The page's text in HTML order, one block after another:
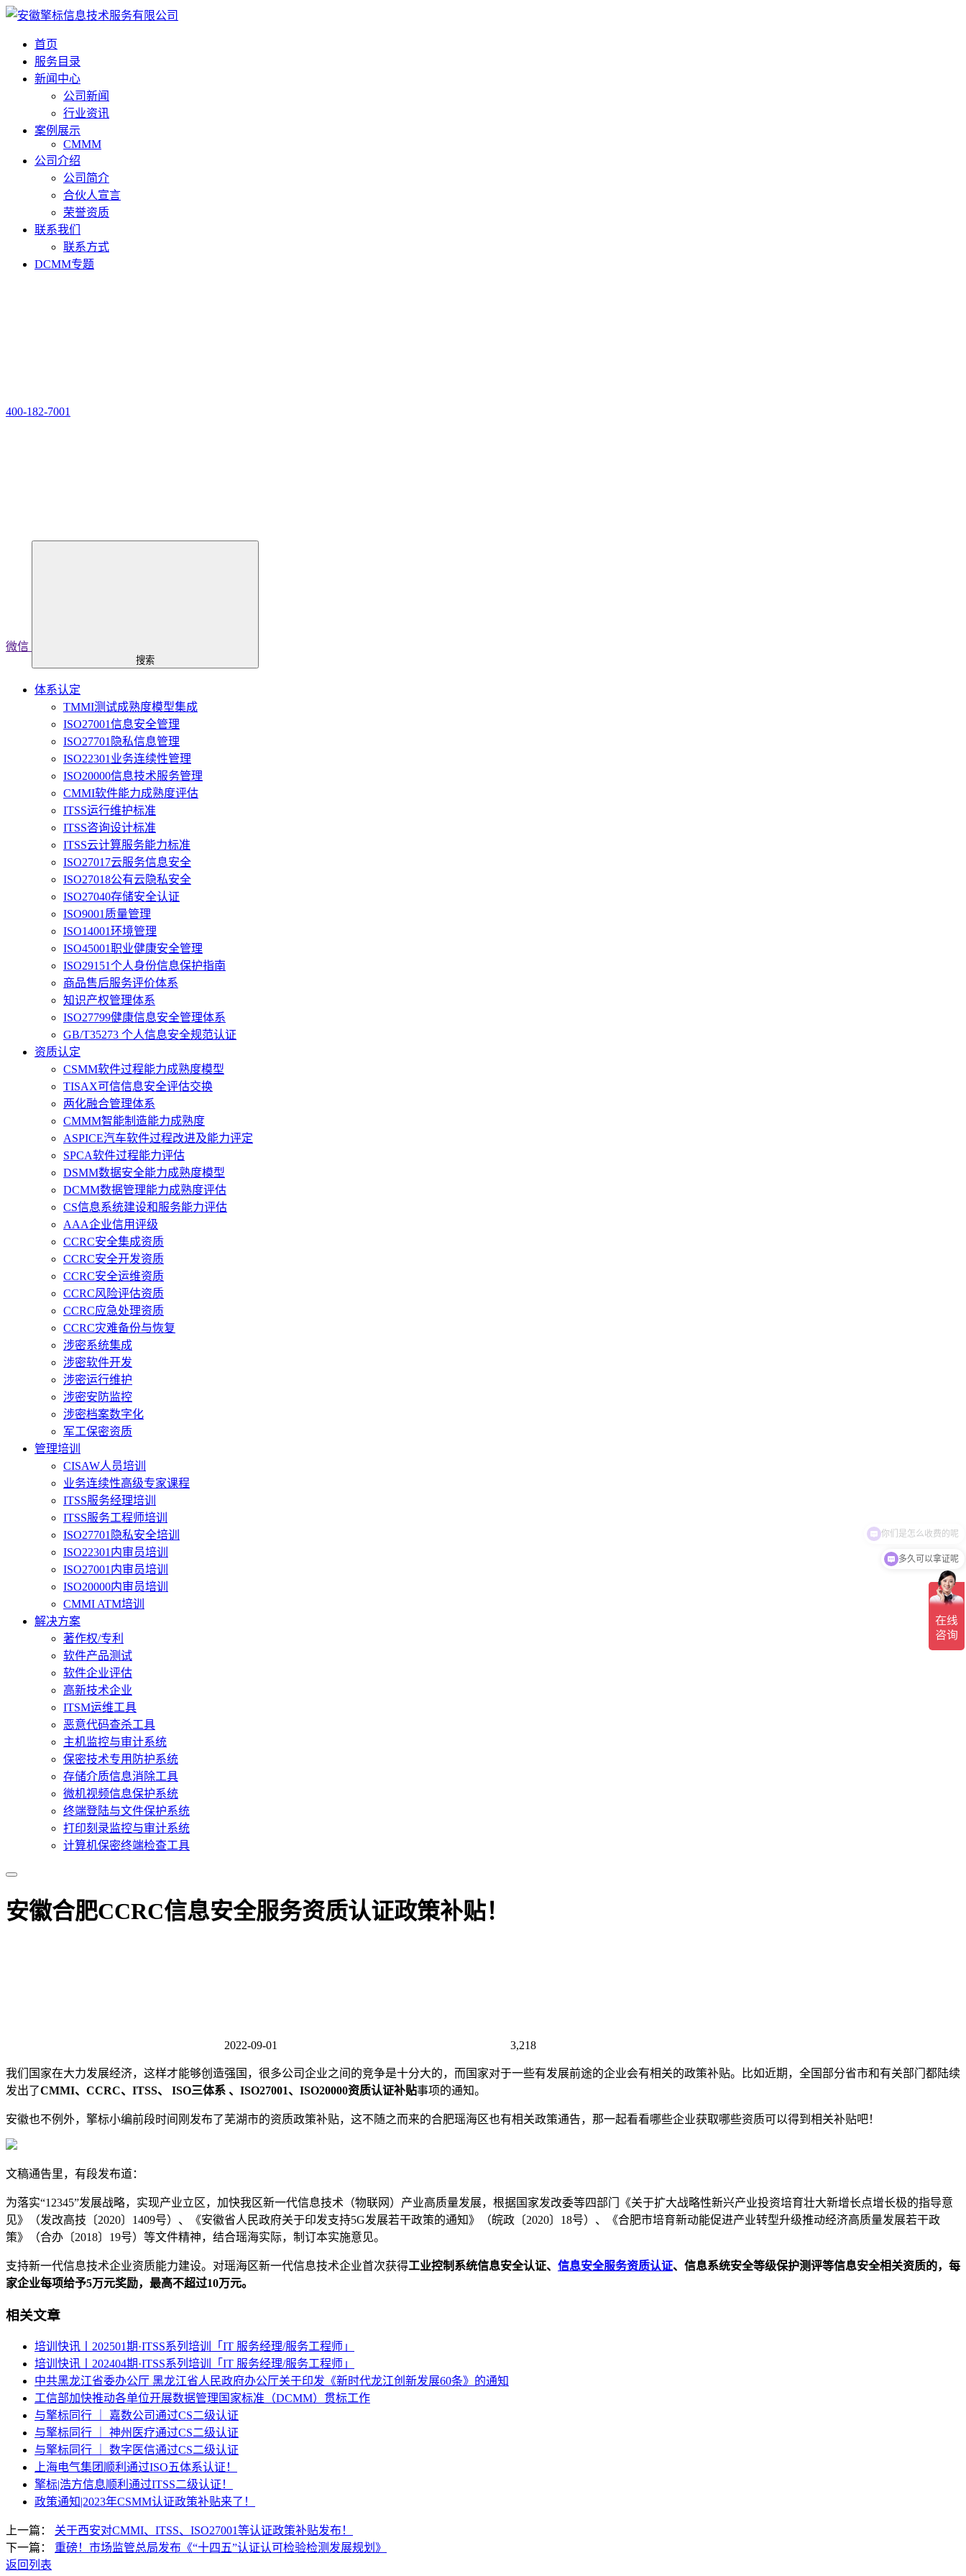
首页
服务目录
新闻中心
公司新闻
行业资讯
案例展示
CMMM
公司介绍
公司简介
合伙人宣言
荣誉资质
联系我们
联系方式
DCMM专题
400-182-7001
微信
搜索
体系认定
TMMI测试成熟度模型集成
ISO27001信息安全管理
ISO27701隐私信息管理
ISO22301业务连续性管理
ISO20000信息技术服务管理
CMMI软件能力成熟度评估
ITSS运行维护标准
ITSS咨询设计标准
ITSS云计算服务能力标准
ISO27017云服务信息安全
ISO27018公有云隐私安全
ISO27040存储安全认证
ISO9001质量管理
ISO14001环境管理
ISO45001职业健康安全管理
ISO29151个人身份信息保护指南
商品售后服务评价体系
知识产权管理体系
ISO27799健康信息安全管理体系
GB/T35273 个人信息安全规范认证
资质认定
CSMM软件过程能力成熟度模型
TISAX可信信息安全评估交换
两化融合管理体系
CMMM智能制造能力成熟度
ASPICE汽车软件过程改进及能力评定
SPCA软件过程能力评估
DSMM数据安全能力成熟度模型
DCMM数据管理能力成熟度评估
CS信息系统建设和服务能力评估
AAA企业信用评级
CCRC安全集成资质
CCRC安全开发资质
CCRC安全运维资质
CCRC风险评估资质
CCRC应急处理资质
CCRC灾难备份与恢复
涉密系统集成
涉密软件开发
涉密运行维护
涉密安防监控
涉密档案数字化
军工保密资质
管理培训
CISAW人员培训
业务连续性高级专家课程
ITSS服务经理培训
ITSS服务工程师培训
ISO27701隐私安全培训
ISO22301内审员培训
ISO27001内审员培训
ISO20000内审员培训
CMMI ATM培训
解决方案
著作权/专利
软件产品测试
软件企业评估
高新技术企业
ITSM运维工具
恶意代码查杀工具
主机监控与审计系统
保密技术专用防护系统
存储介质信息消除工具
微机视频信息保护系统
终端登陆与文件保护系统
打印刻录监控与审计系统
计算机保密终端检查工具
安徽合肥CCRC信息安全服务资质认证政策补贴！
2022-09-01 3,218
我们国家在大力发展经济，这样才能够创造强国，很多公司企业之间的竞争是十分大的，而国家对于一些有发展前途的企业会有相关的政策补贴。比如近期，全国部分省市和有关部门都陆续
发出了CMMI、 CCRC、 ITSS、 ISO三体系 、ISO27001、ISO20000资质认证补贴事项的通知。
安徽也不例外，擎标小编前段时间刚发布了芜湖市的资质政策补贴，这不随之而来的合肥瑶海区也有相关政策通告，那一起看看哪些企业获取哪些资质可以得到相关补贴吧！
文稿通告里，有段发布道：
为落实“12345”发展战略，实现产业立区，加快我区新一代信息技术（物联网）产业高质量发展，根据国家发改委等四部门《关于扩大战略性新兴产业投资培育壮大新增长点增长极的指导意
见》（发改高技〔2020〕1409号）、《安徽省人民政府关于印发支持5G发展若干政策的通知》（皖政〔2020〕18号）、《合肥市培育新动能促进产业转型升级推动经济高质量发展若干政
策》（合办〔2018〕19号）等文件精神，结合瑶海实际，制订本实施意见。
支持新一代信息技术企业资质能力建设。对瑶海区新一代信息技术企业首次获得工业控制系统信息安全认证、 信息安全服务资质认证、信息系统安全等级保护测评等信息安全相关资质的，每
家企业每项给予5万元奖励，最高不超过10万元。
相关文章
培训快讯丨202501期·ITSS系列培训「IT 服务经理/服务工程师」
培训快讯丨202404期·ITSS系列培训「IT 服务经理/服务工程师」
中共黑龙江省委办公厅 黑龙江省人民政府办公厅关于印发《新时代龙江创新发展60条》的通知
工信部加快推动各单位开展数据管理国家标准（DCMM）贯标工作
与擎标同行 ｜ 嘉数公司通过CS二级认证
与擎标同行 ｜ 神州医疗通过CS二级认证
与擎标同行 ｜ 数字医信通过CS二级认证
上海电气集团顺利通过ISO五体系认证！
擎标|浩方信息顺利通过ITSS二级认证！
政策通知|2023年CSMM认证政策补贴来了！
上一篇： 关于西安对CMMI、ITSS、ISO27001等认证政策补贴发布！
下一篇： 重磅！市场监管总局发布《“十四五”认证认可检验检测发展规划》
返回列表
多久可以拿证呢